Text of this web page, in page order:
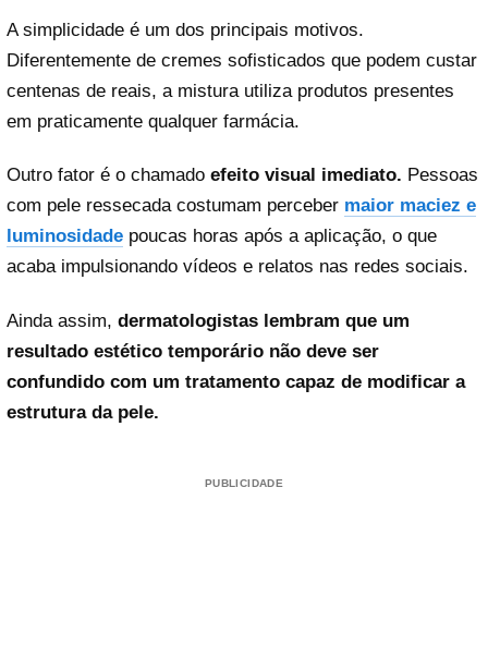
A simplicidade é um dos principais motivos.
Diferentemente de cremes sofisticados que podem custar
centenas de reais, a mistura utiliza produtos presentes
em praticamente qualquer farmácia.
Outro fator é o chamado efeito visual imediato. Pessoas
com pele ressecada costumam perceber maior maciez e
luminosidade poucas horas após a aplicação, o que
acaba impulsionando vídeos e relatos nas redes sociais.
Ainda assim, dermatologistas lembram que um
resultado estético temporário não deve ser
confundido com um tratamento capaz de modificar a
estrutura da pele.
PUBLICIDADE